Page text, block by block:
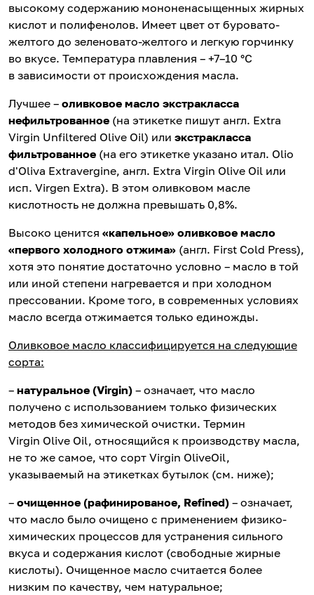
высокому содержанию мононенасыщенных жирных
кислот и полифенолов. Имеет цвет от буровато-
желтого до зеленовато-желтого и легкую горчинку
во вкусе. Температура плавления – +7–10 °C
в зависимости от происхождения масла.
Лучшее – оливковое масло экстракласса
нефильтрованное (на этикетке пишут англ. Extra
Virgin Unfiltered Olive Oil) или экстракласса
фильтрованное (на его этикетке указано итал. Olio
d'Oliva Extravergine, англ. Extra Virgin Olive Oil или
исп. Virgen Extra). В этом оливковом масле
кислотность не должна превышать 0,8%.
Высоко ценится «капельное» оливковое масло
«первого холодного отжима» (англ. First Cold Press),
хотя это понятие достаточно условно – масло в той
или иной степени нагревается и при холодном
прессовании. Кроме того, в современных условиях
масло всегда отжимается только единожды.
Оливковое масло классифицируется на следующие
сорта:
– натуральное (Virgin) – означает, что масло
получено с использованием только физических
методов без химической очистки. Термин
Virgin Olive Oil, относящийся к производству масла,
не то же самое, что сорт Virgin OliveOil,
указываемый на этикетках бутылок (см. ниже);
– очищенное (рафинированое, Refined) – означает,
что масло было очищено с применением физико-
химических процессов для устранения сильного
вкуса и содержания кислот (свободные жирные
кислоты). Очищенное масло считается более
низким по качеству, чем натуральное;